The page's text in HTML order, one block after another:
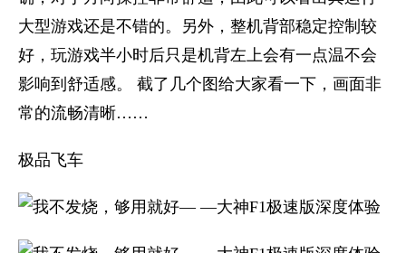
大型游戏还是不错的。另外，整机背部稳定控制较
好，玩游戏半小时后只是机背左上会有一点温不会
影响到舒适感。 截了几个图给大家看一下，画面非
常的流畅清晰……
极品飞车